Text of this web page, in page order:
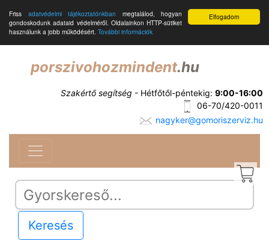
Elfogadom
Friss adatvédelmi tájékoztatónkban megtalálod, hogyan
gondoskodunk adataid védelméről. Oldalainkon HTTP-sütiket
használunk a jobb működésért. További információk
porszivohozmindent.hu
Szakértő segítség - Hétfőtől-péntekig: 9:00-16:00
06-70/420-0011
nagyker@gomoriszerviz.hu
Keresés